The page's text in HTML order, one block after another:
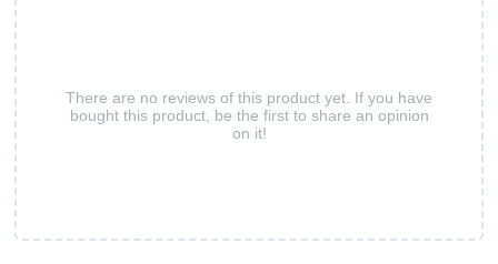
There are no reviews of this product yet. If you have
bought this product, be the first to share an opinion
on it!